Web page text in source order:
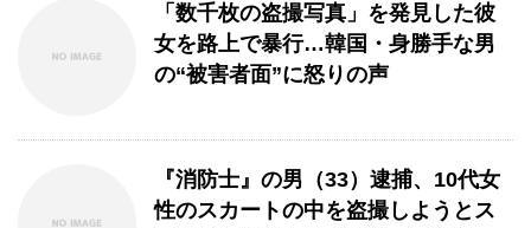
「数千枚の盗撮写真」を発見した彼
女を路上で暴行…韓国・身勝手な男
の“被害者面”に怒りの声
『消防士』の男（33）逮捕、10代女
性のスカートの中を盗撮しようとス